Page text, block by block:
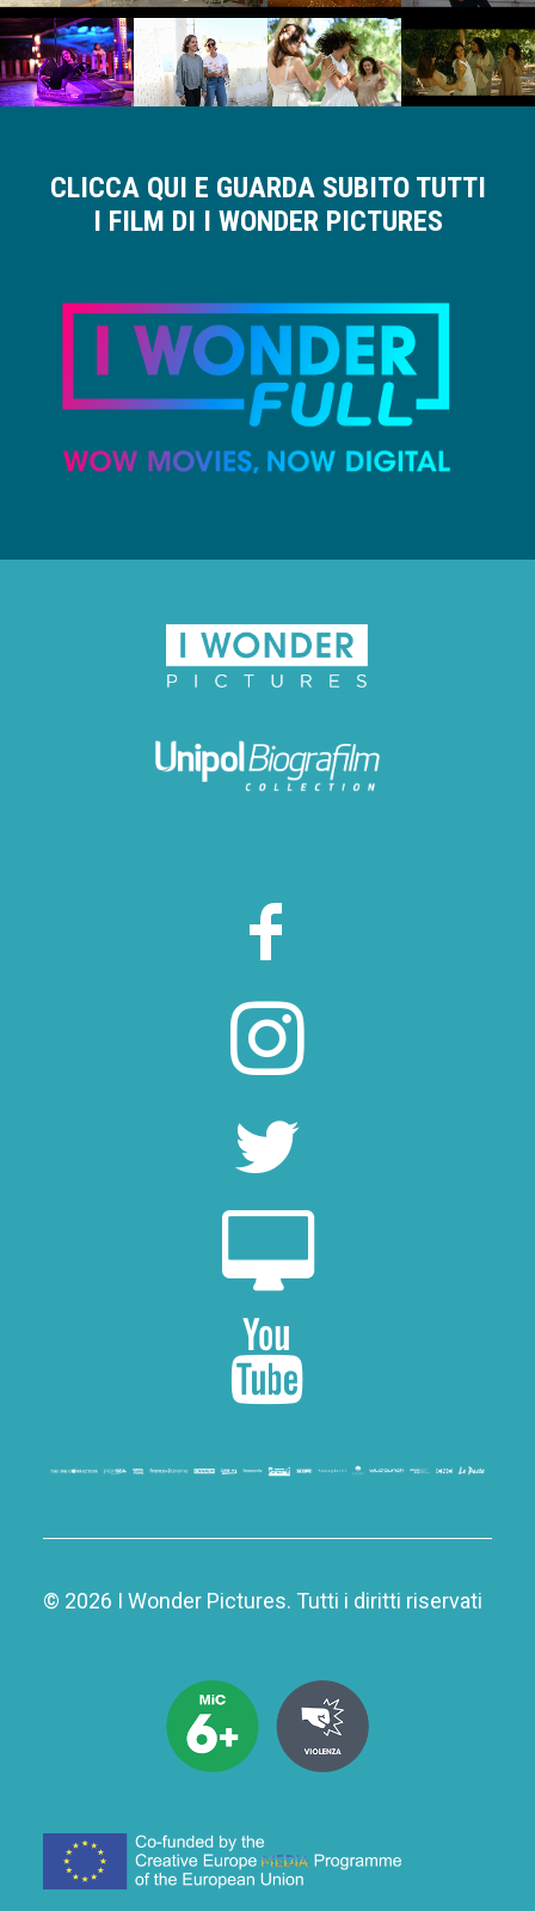
CLICCA QUI E GUARDA SUBITO TUTTI
I FILM DI I WONDER PICTURES
© 2026 I Wonder Pictures. Tutti i diritti riservati